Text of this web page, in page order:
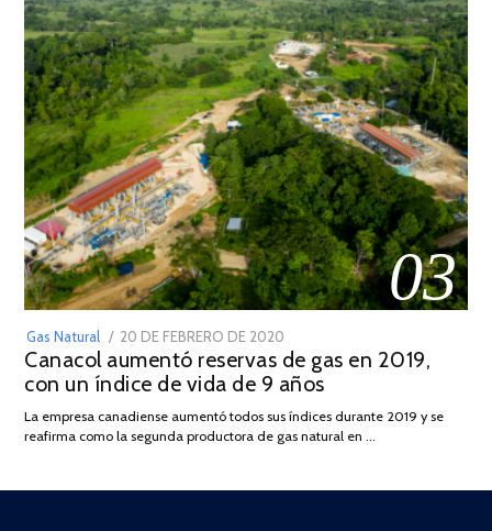
03
Gas Natural
POSTED
ON
20 DE FEBRERO DE 2020
DE
JULIO
2025
Canacol aumentó reservas de gas en 2019,
con un índice de vida de 9 años
La empresa canadiense aumentó todos sus índices durante 2019 y se
reafirma como la segunda productora de gas natural en …